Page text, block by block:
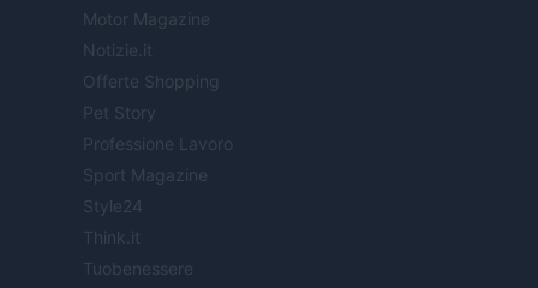
Motor Magazine
Notizie.it
Offerte Shopping
Pet Story
Professione Lavoro
Sport Magazine
Style24
Think.it
Tuobenessere